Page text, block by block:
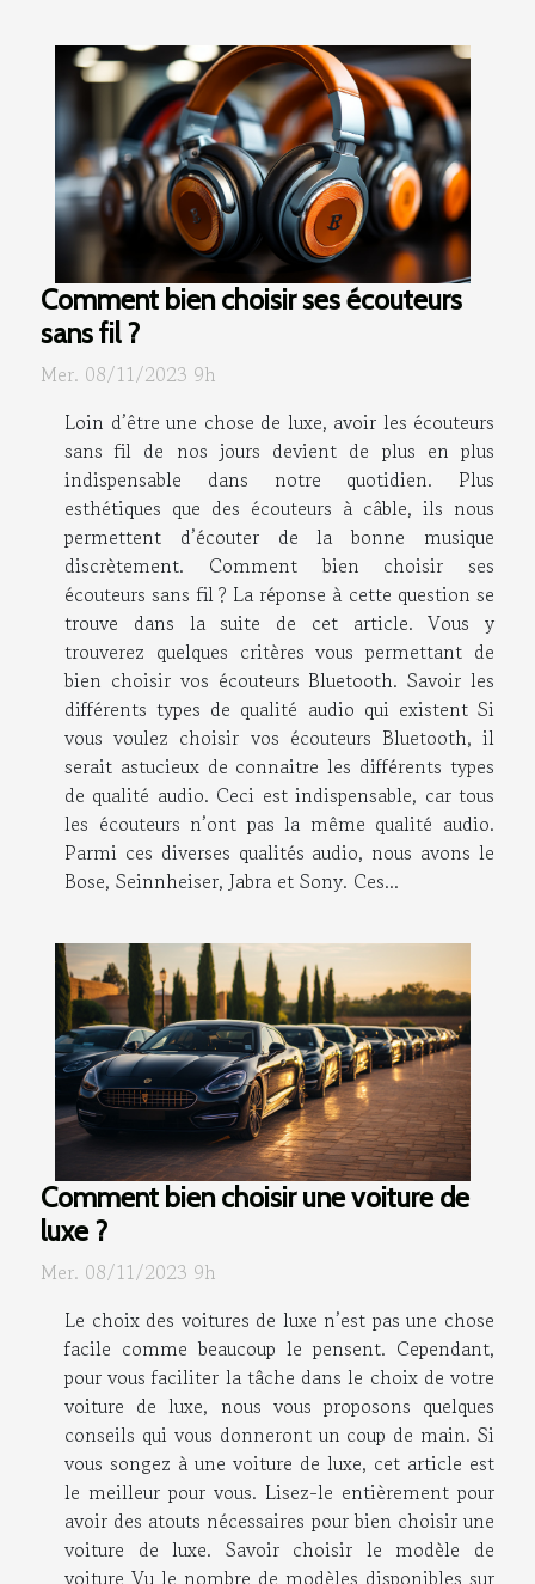
Comment bien choisir ses écouteurs
sans fil ?
Mer. 08/11/2023 9h
Loin d’être une chose de luxe, avoir les écouteurs
sans fil de nos jours devient de plus en plus
indispensable dans notre quotidien. Plus
esthétiques que des écouteurs à câble, ils nous
permettent d’écouter de la bonne musique
discrètement. Comment bien choisir ses
écouteurs sans fil ? La réponse à cette question se
trouve dans la suite de cet article. Vous y
trouverez quelques critères vous permettant de
bien choisir vos écouteurs Bluetooth. Savoir les
différents types de qualité audio qui existent Si
vous voulez choisir vos écouteurs Bluetooth, il
serait astucieux de connaitre les différents types
de qualité audio. Ceci est indispensable, car tous
les écouteurs n’ont pas la même qualité audio.
Parmi ces diverses qualités audio, nous avons le
Bose, Seinnheiser, Jabra et Sony. Ces...
Comment bien choisir une voiture de
luxe ?
Mer. 08/11/2023 9h
Le choix des voitures de luxe n’est pas une chose
facile comme beaucoup le pensent. Cependant,
pour vous faciliter la tâche dans le choix de votre
voiture de luxe, nous vous proposons quelques
conseils qui vous donneront un coup de main. Si
vous songez à une voiture de luxe, cet article est
le meilleur pour vous. Lisez-le entièrement pour
avoir des atouts nécessaires pour bien choisir une
voiture de luxe. Savoir choisir le modèle de
voiture Vu le nombre de modèles disponibles sur